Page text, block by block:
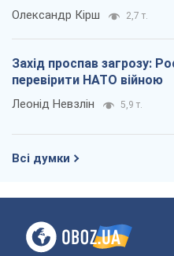
Олександр Кірш 2,7 т.
Захід проспав загрозу:
перевірити НАТО війною
Леонід Невзлін 5,9 т.
Всі думки